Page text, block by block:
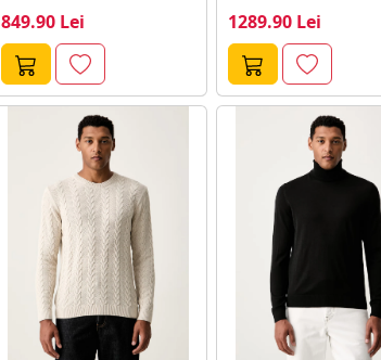
849.90 Lei 1289.90 Lei